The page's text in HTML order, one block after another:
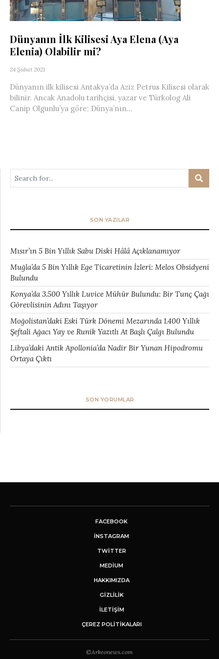
Dünyanın İlk Kilisesi Aya Elena (Aya
Elenia) Olabilir mi?
24 Şubat 2021
Dünyanın ilk kilisesi Antakya’da Aziz Petrus Kilisesi olarak
bilinir. Ancak Anadolu tarihçisi, yazar ve Türkolog Ali
Canip Olgunlu’ya göre; Dünya’nın...
SON YAZILAR
Mısır’ın 5 Bin Yıllık Sabu Diski Hâlâ Açıklanamıyor
Muğla’da 5 Bin Yıllık Ege Ticaretinin İzleri: Melos Obsidyeni
Bulundu
Konya’da 3.500 Yıllık Luvice Mühür Bulundu: Bir Tunç Çağı
Görevlisinin Adını Taşıyor
Moğolistan’daki Eski Türk Dönemi Mezarında 1.400 Yıllık
Şeftali Ağacı Yay ve Runik Yazıtlı At Başlı Çalgı Bulundu
Libya’daki Antik Apollonia’da Nadir Bir Yunan Hipodromu
Ortaya Çıktı
SON YORUMLAR
FACEBOOK
INSTAGRAM
TWITTER
MEDIUM
HAKKIMIZDA
GİZLİLİK
İLETIŞIM
ÇEREZ POLITIKALARI
©Arkeonews.com